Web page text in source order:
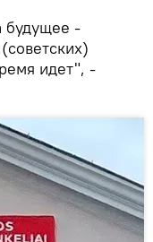
будущее -
идет", -